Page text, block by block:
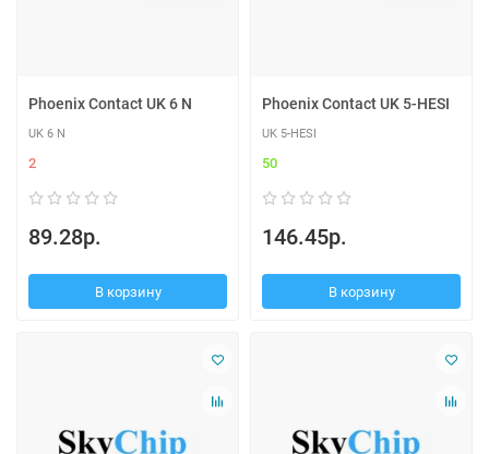
Phoenix Contact UK 6 N
UK 6 N
2
89.28р.
В корзину
Phoenix Contact UK 5-HESI
UK 5-HESI
50
146.45р.
В корзину